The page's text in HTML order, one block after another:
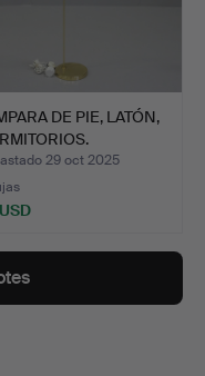
DE PIE, LATÓN,
29 oct 2025